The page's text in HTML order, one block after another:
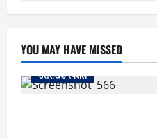
YOU MAY HAVE MISSED
उत्तराखंड स्पेशल